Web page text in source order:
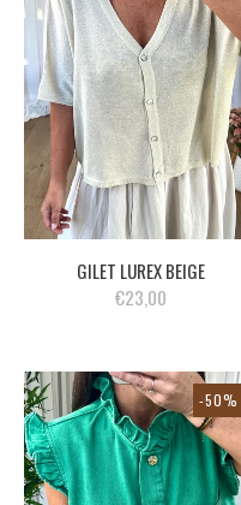
GILET LUREX BEIGE
€23,00
-50%